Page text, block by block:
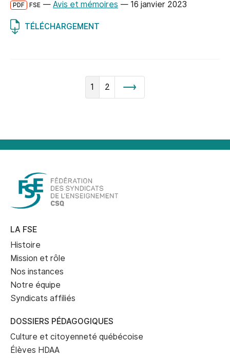
PDF FSE — Avis et mémoires — 16 janvier 2023
TÉLÉCHARGEMENT
1 2
Suivant
LA FSE
Histoire
Mission et rôle
Nos instances
Notre équipe
Syndicats affiliés
DOSSIERS PÉDAGOGIQUES
Culture et citoyenneté québécoise
Élèves HDAA